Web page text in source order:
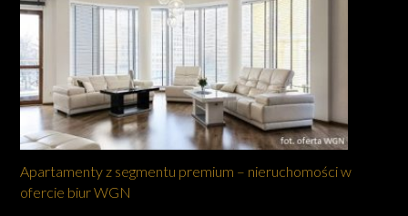
Apartamenty z segmentu premium – nieruchomości w
ofercie biur WGN